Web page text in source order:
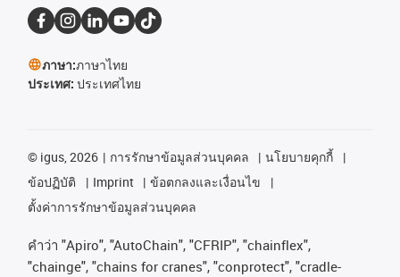
ภาษา:ภาษาไทย
ประเทศ: ประเทศไทย
© igus, 2026 การรักษาข้อมูลส่วนบุคคล
นโยบายคุกกี้
ข้อปฏิบัติ
Imprint
ข้อตกลงและเงื่อนไข
ตั้งค่าการรักษาข้อมูลส่วนบุคคล
คําว่า "Apiro", "AutoChain", "CFRIP", "chainflex",
"chainge", "chains for cranes", "conprotect", "cradle-